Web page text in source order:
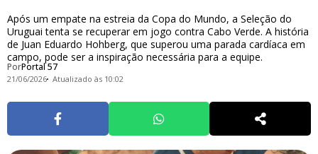
Após um empate na estreia da Copa do Mundo, a Seleção do
Uruguai tenta se recuperar em jogo contra Cabo Verde. A história
de Juan Eduardo Hohberg, que superou uma parada cardíaca em
campo, pode ser a inspiração necessária para a equipe.
PorPortal 57
21/06/2026 Atualizado às 10:02